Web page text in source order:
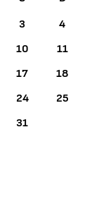
3
4
10
11
17
18
24
25
31